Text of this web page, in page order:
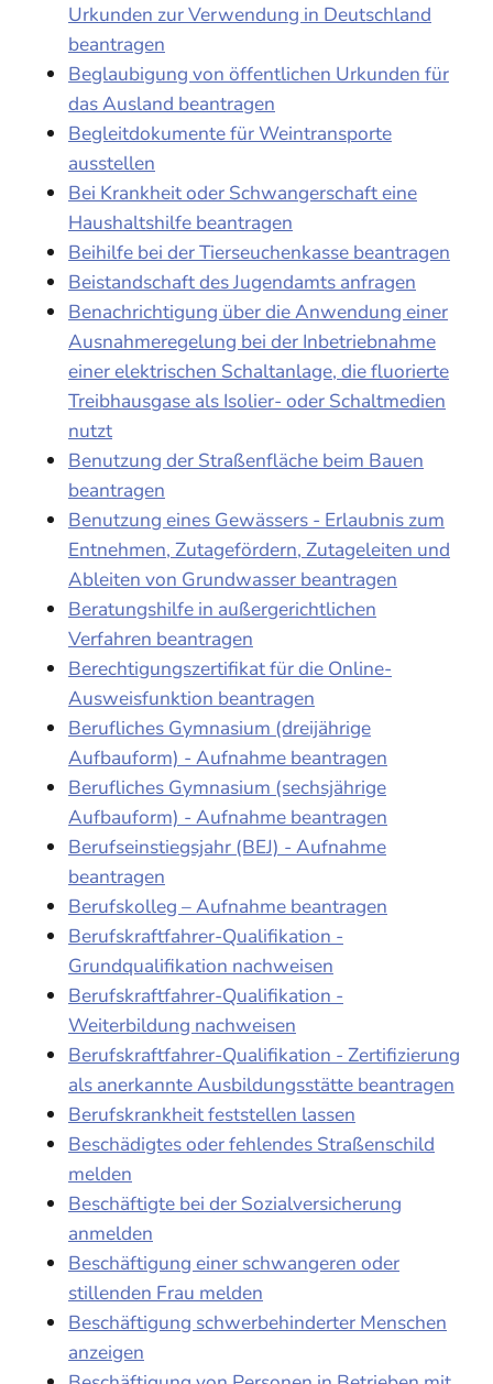
Urkunden zur Verwendung in Deutschland
beantragen
Beglaubigung von öffentlichen Urkunden für
das Ausland beantragen
Begleitdokumente für Weintransporte
ausstellen
Bei Krankheit oder Schwangerschaft eine
Haushaltshilfe beantragen
Beihilfe bei der Tierseuchenkasse beantragen
Beistandschaft des Jugendamts anfragen
Benachrichtigung über die Anwendung einer
Ausnahmeregelung bei der Inbetriebnahme
einer elektrischen Schaltanlage, die fluorierte
Treibhausgase als Isolier- oder Schaltmedien
nutzt
Benutzung der Straßenfläche beim Bauen
beantragen
Benutzung eines Gewässers - Erlaubnis zum
Entnehmen, Zutagefördern, Zutageleiten und
Ableiten von Grundwasser beantragen
Beratungshilfe in außergerichtlichen
Verfahren beantragen
Berechtigungszertifikat für die Online-
Ausweisfunktion beantragen
Berufliches Gymnasium (dreijährige
Aufbauform) - Aufnahme beantragen
Berufliches Gymnasium (sechsjährige
Aufbauform) - Aufnahme beantragen
Berufseinstiegsjahr (BEJ) - Aufnahme
beantragen
Berufskolleg – Aufnahme beantragen
Berufskraftfahrer-Qualifikation -
Grundqualifikation nachweisen
Berufskraftfahrer-Qualifikation -
Weiterbildung nachweisen
Berufskraftfahrer-Qualifikation - Zertifizierung
als anerkannte Ausbildungsstätte beantragen
Berufskrankheit feststellen lassen
Beschädigtes oder fehlendes Straßenschild
melden
Beschäftigte bei der Sozialversicherung
anmelden
Beschäftigung einer schwangeren oder
stillenden Frau melden
Beschäftigung schwerbehinderter Menschen
anzeigen